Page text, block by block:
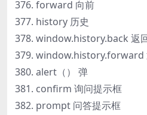
forward 向前
history 历史
window.history.back 返
window.history.forward
alert（） 弹
confirm 询问提示框
prompt 问答提示框